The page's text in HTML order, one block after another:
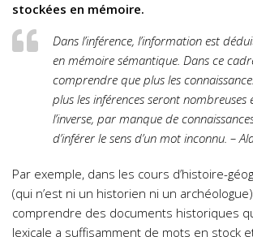
stockées en mémoire.
Dans l’inférence, l’information est
en mémoire sémantique. Dans ce
comprendre que plus les
plus les inférences seront nombreuses
l’inverse, par manque de
d’inférer le sens d’un mot inconnu. –
Par exemple, dans les cours d’histoire-
(qui n’est ni un historien ni un
comprendre des documents historiques
lexicale a suffisamment de mots en stock